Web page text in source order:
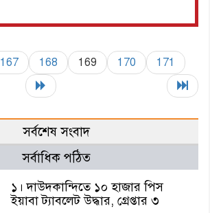
167 168 169 170 171
সর্বশেষ সংবাদ
সর্বাধিক পঠিত
১। দাউদকান্দিতে ১০ হাজার পিস
ইয়াবা ট্যাবলেট উদ্ধার, গ্রেপ্তার ৩